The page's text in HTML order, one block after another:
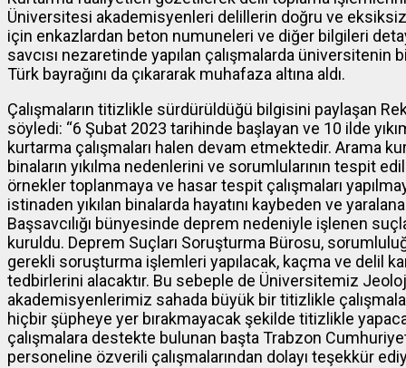
Üniversitesi akademisyenleri delillerin doğru ve
için enkazlardan beton numuneleri ve diğer bilgileri
savcısı nezaretinde yapılan çalışmalarda
Türk bayrağını da çıkararak muhafaza altına aldı.
Çalışmaların titizlikle sürdürüldüğü bilgisini paylaşan
söyledi: “6 Şubat 2023 tarihinde başlayan ve 10 ilde
kurtarma çalışmaları halen devam etmektedir. Arama
binaların yıkılma nedenlerini ve sorumlularının tespit
örnekler toplanmaya ve hasar tespit çalışmaları
istinaden yıkılan binalarda hayatını kaybeden ve
Başsavcılığı bünyesinde deprem nedeniyle işlenen
kuruldu. Deprem Suçları Soruşturma Bürosu,
gerekli soruşturma işlemleri yapılacak, kaçma ve delil
tedbirlerini alacaktır. Bu sebeple de Üniversitemiz
akademisyenlerimiz sahada büyük bir titizlikle
hiçbir şüpheye yer bırakmayacak şekilde titizlikle
çalışmalara destekte bulunan başta Trabzon
personeline özverili çalışmalarından dolayı teşekkür